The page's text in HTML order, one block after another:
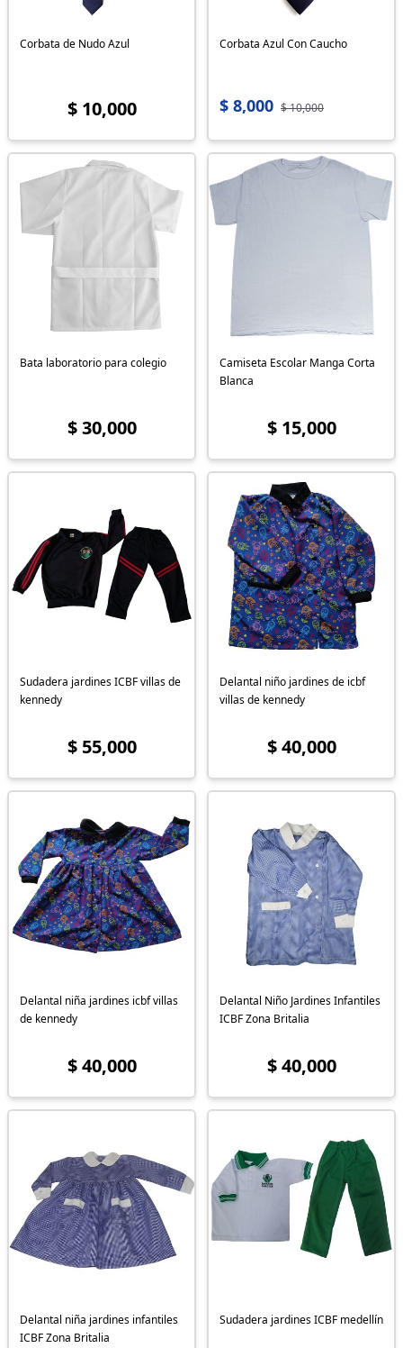
Corbata de Nudo Azul
$ 10,000
Corbata Azul Con Caucho
$ 8,000 $ 10,000
Bata laboratorio para colegio
$ 30,000
Camiseta Escolar Manga Corta
Blanca
$ 15,000
Sudadera jardines ICBF villas de
kennedy
$ 55,000
Delantal niño jardines de icbf
villas de kennedy
$ 40,000
Delantal niña jardines icbf villas
de kennedy
$ 40,000
Delantal Niño Jardines Infantiles
ICBF Zona Britalia
$ 40,000
Delantal niña jardines infantiles
ICBF Zona Britalia
Sudadera jardines ICBF medellín